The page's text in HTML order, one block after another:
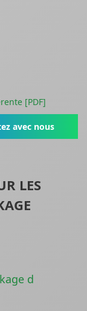
[PDF]
avec nous
LES
d